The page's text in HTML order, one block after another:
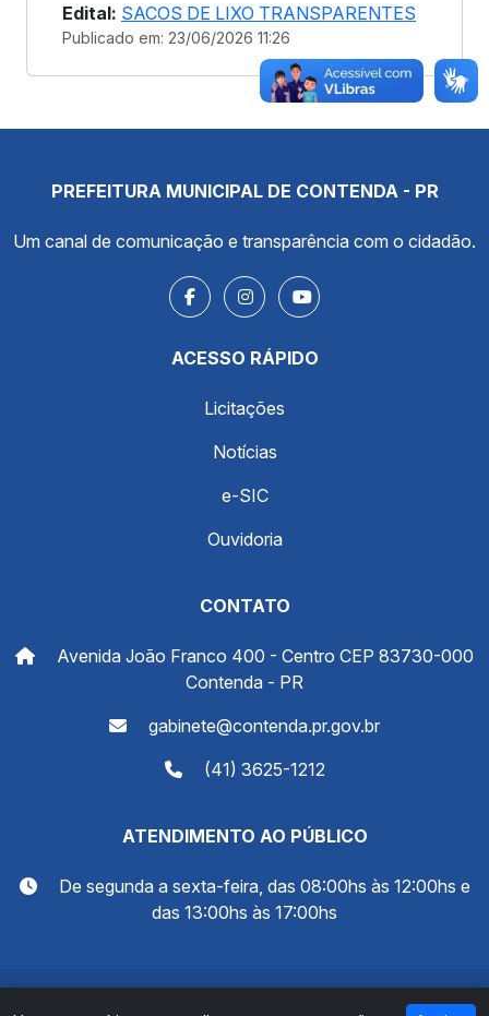
Edital: SACOS DE LIXO TRANSPARENTES
Publicado em: 23/06/2026 11:26
PREFEITURA MUNICIPAL DE CONTENDA - PR
Um canal de comunicação e transparência com o cidadão.
ACESSO RÁPIDO
Licitações
Notícias
e-SIC
Ouvidoria
CONTATO
Avenida João Franco 400 - Centro CEP 83730-000
Contenda - PR
gabinete@contenda.pr.gov.br
(41) 3625-1212
ATENDIMENTO AO PÚBLICO
De segunda a sexta-feira, das 08:00hs às 12:00hs e
das 13:00hs às 17:00hs
© 2026 Prefeitura Municipal de Contenda - PR. Todos